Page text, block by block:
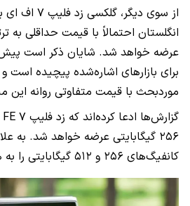
از سوی دیگر،
عرضه خواهد شد. شایان ذکر است
برای بازارهای اشاره‌شده پیچیده
موردبحث با قیمت متفاوتی روانه این
کانفیگ‌های ۲۵۶ و ۵۱۲ گیگابایتی را به همراه خواهد داشت.